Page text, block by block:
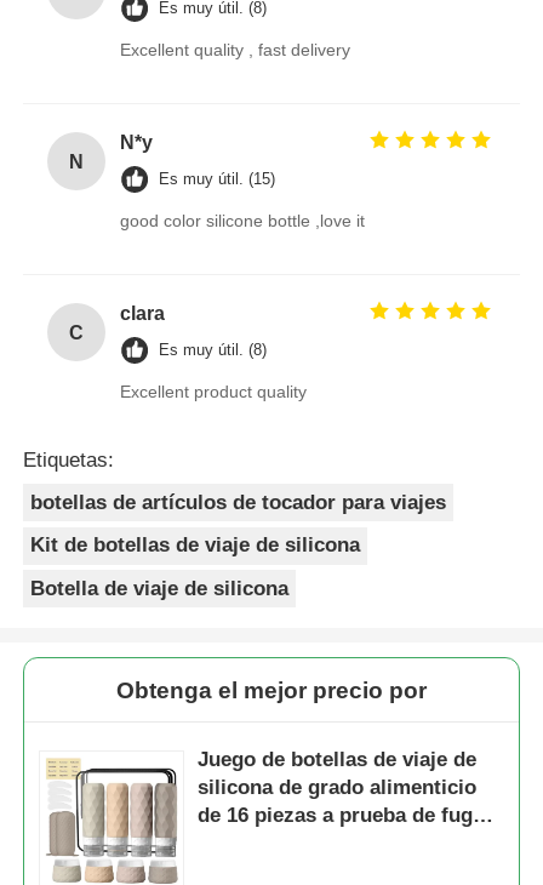
Es muy útil. (8)
Excellent quality , fast delivery
N
N*y
Es muy útil. (15)
good color silicone bottle ,love it
C
clara
Es muy útil. (8)
Excellent product quality
Etiquetas:
botellas de artículos de tocador para viajes
Kit de botellas de viaje de silicona
Botella de viaje de silicona
Obtenga el mejor precio por
Juego de botellas de viaje de
silicona de grado alimenticio
de 16 piezas a prueba de fugas